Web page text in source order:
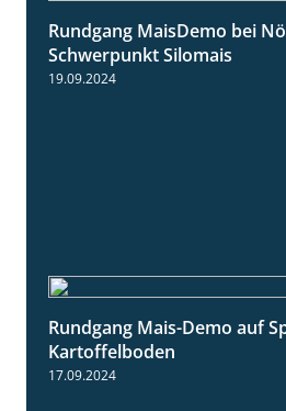
Rundgang MaisDemo bei
Schwerpunkt Silomais
19.09.2024
Rundgang Mais-Demo auf
Kartoffelboden
17.09.2024